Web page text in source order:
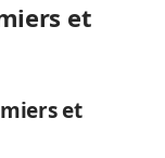
et
et